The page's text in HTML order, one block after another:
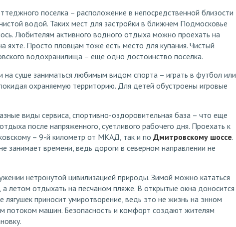
поселка – расположение в непосредственной близости
водой. Таких мест для застройки в ближнем Подмосковье
Любителям активного водного отдыха можно проехать на
яхте. Просто пловцам тоже есть место для купания. Чистый
водохранилища – еще одно достоинство поселка.
суше заниматься любимым видом спорта – играть в футбол или
охраняемую территорию. Для детей обустроены игровые
виды сервиса, спортивно-оздоровительная база – что еще
после напряженного, суетливого рабочего дня. Проехать к
– 9-й километр от МКАД, так и по Дмитровскому шоссе.
занимает времени, ведь дороги в северном направлении не
нетронутой цивилизацией природы. Зимой можно кататься
летом отдыхать на песчаном пляже. В открытые окна доносится
лягушек приносит умиротворение, ведь это не жизнь на энном
потоком машин. Безопасность и комфорт создают жителям